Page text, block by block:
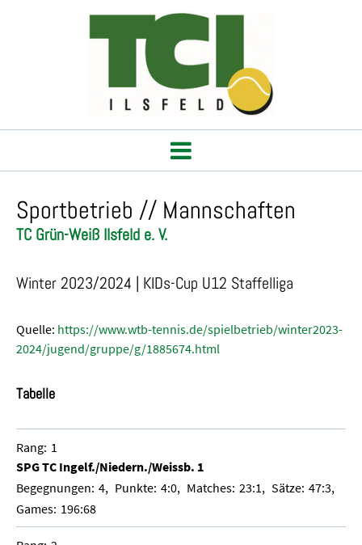
Sportbetrieb // Mannschaften
TC Grün-Weiß Ilsfeld e. V.
Winter 2023/2024 | KIDs-Cup U12 Staffelliga
Quelle: https://www.wtb-tennis.de/spielbetrieb/winter2023-
2024/jugend/gruppe/g/1885674.html
Tabelle
1
SPG TC Ingelf./Niedern./Weissb. 1
4
4:0 23:1
47:3
196:68